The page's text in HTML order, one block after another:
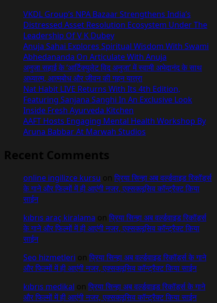
VKDL Group’s NPA Bazaar Strengthens India’s
Distressed Asset Resolution Ecosystem Under The
Leadership Of V K Dubey
Anuja Sahai Explores Spiritual Wisdom With Swami
Abhedananda On Articulate With Anuja
अनुजा सहाई के ‘आर्टिक्युलेट विद अनुजा’ में स्वामी अभेदानंद के साथ
अध्यात्म, आत्मबोध और जीवन की गहन यात्रा
Nat Habit LIVE Returns With Its 4th Edition,
Featuring Sanjana Sanghi In An Exclusive Look
Inside Fresh Ayurveda Kitchen
AAFT Hosts Engaging Mental Health Workshop By
Aruna Babbar At Marwah Studios
Recent Comments
online ingilizce kursu onप्रिया सिन्हा अब वर्ल्डवाइड रिकॉर्ड्स
के गाने और फिल्मों में ही आएंगी नजर, एक्सक्लूसिव कॉन्ट्रैक्ट किया
साईन
kıbrıs araç kiralama onप्रिया सिन्हा अब वर्ल्डवाइड रिकॉर्ड्स
के गाने और फिल्मों में ही आएंगी नजर, एक्सक्लूसिव कॉन्ट्रैक्ट किया
साईन
Seo hizmetleri onप्रिया सिन्हा अब वर्ल्डवाइड रिकॉर्ड्स के गाने
और फिल्मों में ही आएंगी नजर, एक्सक्लूसिव कॉन्ट्रैक्ट किया साईन
kıbrıs medikal onप्रिया सिन्हा अब वर्ल्डवाइड रिकॉर्ड्स के गाने
और फिल्मों में ही आएंगी नजर, एक्सक्लूसिव कॉन्ट्रैक्ट किया साईन